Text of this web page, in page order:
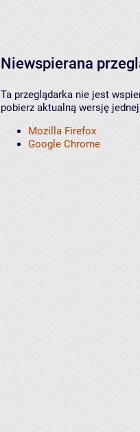
Niewspierana
Ta przeglądarka nie jest
pobierz aktualną wersję
Mozilla Firefox
Google Chrome